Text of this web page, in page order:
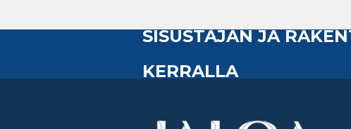
SISUSTAJAN JA
KERRALLA